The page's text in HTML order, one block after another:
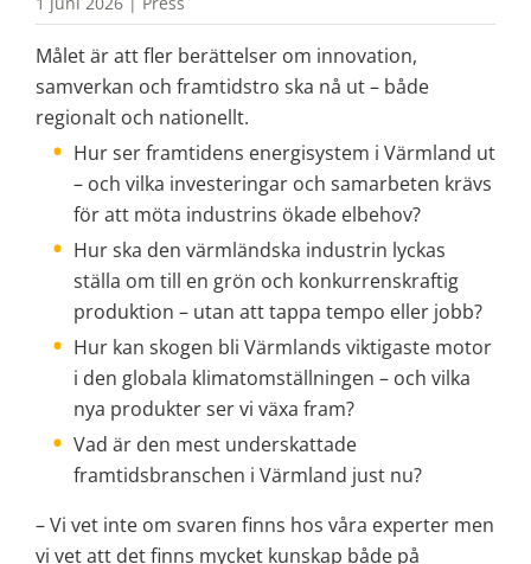
Målet är att fler berättelser om innovation,
samverkan och framtidstro ska nå ut – både
regionalt och nationellt.
Hur ser framtidens energisystem i Värmland ut
– och vilka investeringar och samarbeten krävs
för att möta industrins ökade elbehov?
Hur ska den värmländska industrin lyckas
ställa om till en grön och konkurrenskraftig
produktion – utan att tappa tempo eller jobb?
Hur kan skogen bli Värmlands viktigaste motor
i den globala klimatomställningen – och vilka
nya produkter ser vi växa fram?
Vad är den mest underskattade
framtidsbranschen i Värmland just nu?
– Vi vet inte om svaren finns hos våra experter men
vi vet att det finns mycket kunskap både på